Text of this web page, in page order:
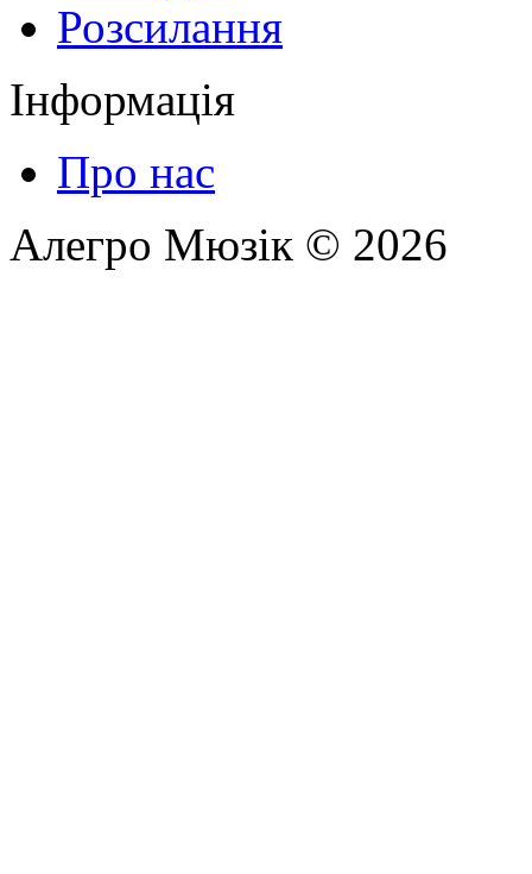
Розсилання
Інформація
Про нас
Алегро Мюзік © 2026